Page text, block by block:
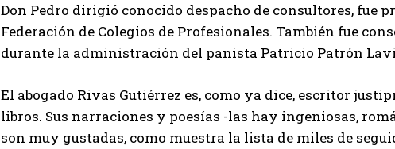
Don Pedro dirigió conocido despacho de consultores, fue
Federación de Colegios de Profesionales. También fue
durante la administración del panista Patricio Patrón
El abogado Rivas Gutiérrez es, como ya dice, escritor
libros. Sus narraciones y poesías -las hay ingeniosas,
son muy gustadas, como muestra la lista de miles de